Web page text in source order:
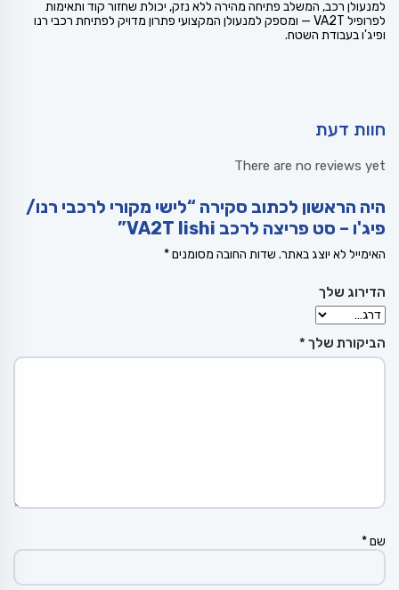
למנעולן רכב, המשלב פתיחה מהירה ללא נזק, יכולת שחזור קוד ותאימות
לפרופיל VA2T — ומספק למנעולן המקצועי פתרון מדויק לפתיחת רכבי רנו
ופיג'ו בעבודת השטח.
חוות דעת
There are no reviews yet
היה הראשון לכתוב סקירה “לישי מקורי לרכבי רנו/
פיג'ו – סט פריצה לרכב VA2T lishi”
האימייל לא יוצג באתר. שדות החובה מסומנים*
הדירוג שלך
הביקורת שלך *
שם*